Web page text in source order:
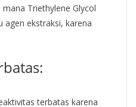
Triethylene Glycol
agen ekstraksi, karena
terbatas karena